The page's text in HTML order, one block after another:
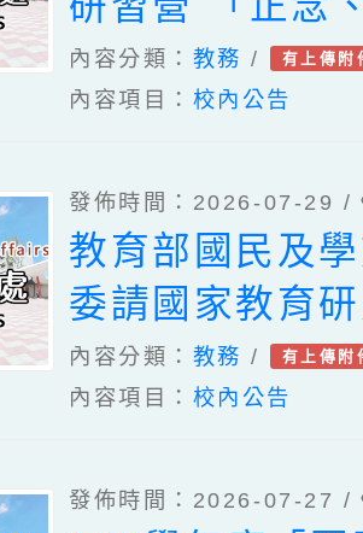
理「生成式AI
自然領域教師
北教育大學辦理
「C⁺1《親子科
主學習概念探
講師培訓工作
學習與生命教
師梯次)」一案
臺中教育大學
年度教師專業
「夢的N次方」
壇（中區臺中
成就學生數學
內容分類： 教務 / 有上傳附
內容項目： 校內公告
發佈時間：2026-07-29 /
教育部國民及
委請國家教育
「115年度教學
本土語教學支
國民及學前教
內容分類： 教務 / 有上傳附
內容項目： 校內公告
發佈時間：2026-07-27 /